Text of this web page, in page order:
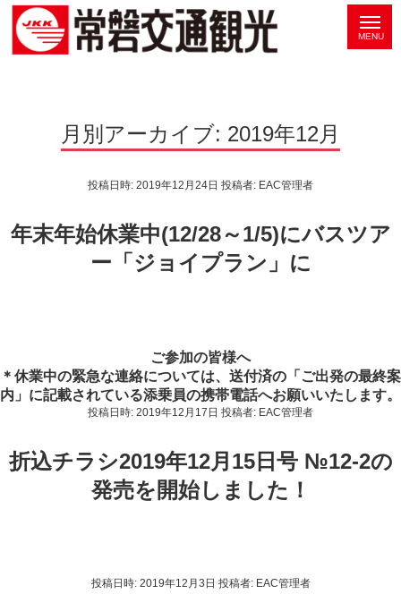
月別アーカイブ: 2019年12月
投稿日時: 2019年12月24日 投稿者: EAC管理者
年末年始休業中(12/28～1/5)にバスツア
ー「ジョイプラン」に
ご参加の皆様へ
＊休業中の緊急な連絡については、送付済の「ご出発の最終案
内」に記載されている添乗員の携帯電話へお願いいたします。
投稿日時: 2019年12月17日 投稿者: EAC管理者
折込チラシ2019年12月15日号 №12-2の
発売を開始しました！
投稿日時: 2019年12月3日 投稿者: EAC管理者